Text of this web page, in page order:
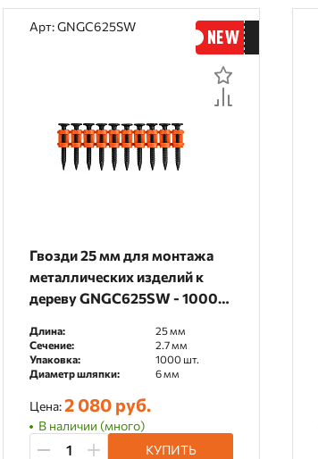
Арт: GNGC625SW
Гвозди 25 мм для монтажа
металлических изделий к
дереву GNGC625SW - 1000
Длина:
25 мм
Сечение:
2.7 мм
Упаковка:
1000 шт.
Диаметр шляпки:
6 мм
Цена:2 080 руб.
В наличии (много)
КУПИТЬ